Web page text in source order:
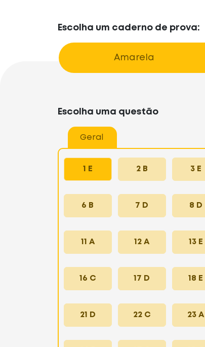
Escolha um caderno de prova:
Amarela
Escolha uma questão
Geral
1 E 2 B 3 E
6 B 7 D 8 D
11 A 12 A 13 E
16 C 17 D 18 E
21 D 22 C 23 A